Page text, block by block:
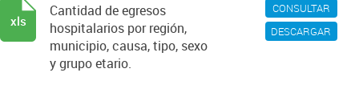
CONSULTAR
DESCARGAR
Cantidad de egresos
hospitalarios por región,
municipio, causa, tipo, sexo
y grupo etario.
xls